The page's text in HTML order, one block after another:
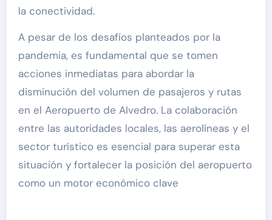
la conectividad.
A pesar de los desafíos planteados por la
pandemia, es fundamental que se tomen
acciones inmediatas para abordar la
disminución del volumen de pasajeros y rutas
en el Aeropuerto de Alvedro. La colaboración
entre las autoridades locales, las aerolíneas y el
sector turístico es esencial para superar esta
situación y fortalecer la posición del aeropuerto
como un motor económico clave